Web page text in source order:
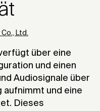
Ltd.
über eine
und einen
Audiosignale über
aufnimmt und eine
Dieses